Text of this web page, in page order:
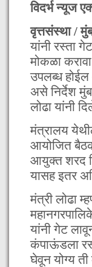
विदर्भ न्यूज
वृत्तसंस्था /
यांनी रस्ता
मोकळा
उपलब्ध होईल
असे निर्देश
लोढा यांनी
मंत्रालय
आयोजित
आयुक्त शरद
यासह इतर
मंत्री लोढा
यांनी गेट
कंपाऊंडला
घेवून योग्य